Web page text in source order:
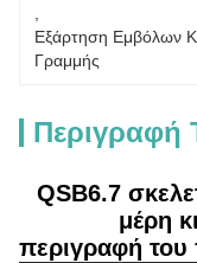
Εξάρτηση Εμβόλων
Γραμμής
Περιγραφή
QSB6.7
μέρη
περιγραφή του